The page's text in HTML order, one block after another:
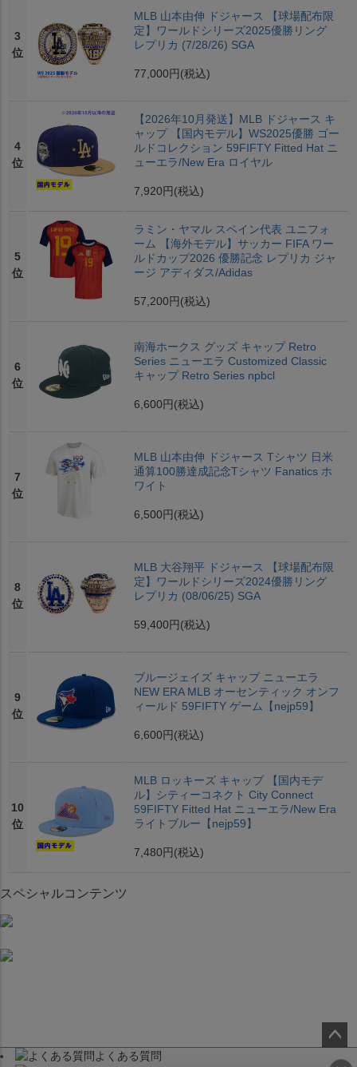
3
位
MLB 山本由伸 ドジャース 【球場配布限
定】ワールドシリーズ2025優勝リング
レプリカ (7/28/26) SGA
77,000円 (税込)
4
位
【2026年10月発送】MLB ドジャース キ
ャップ 【国内モデル】WS2025優勝 ゴー
ルドコレクション 59FIFTY Fitted Hat ニ
ューエラ/New Era ロイヤル
7,920円 (税込)
5
位
ラミン・ヤマル スペイン代表 ユニフォ
ーム 【海外モデル】サッカー FIFA ワー
ルドカップ2026 優勝記念 レプリカ ジャ
ージ アディダス/Adidas
57,200円 (税込)
6
位
南海ホークス グッズ キャップ Retro
Series ニューエラ Customized Classic
キャップ Retro Series npbcl
6,600円 (税込)
7
位
MLB 山本由伸 ドジャース Tシャツ 日米
通算100勝達成記念Tシャツ Fanatics ホ
ワイト
6,500円 (税込)
8
位
MLB 大谷翔平 ドジャース 【球場配布限
定】ワールドシリーズ2024優勝リング
レプリカ (08/06/25) SGA
59,400円 (税込)
9
位
ブルージェイズ キャップ ニューエラ
NEW ERA MLB オーセンティック オンフ
ィールド 59FIFTY ゲーム【nejp59】
6,600円 (税込)
10
位
MLB ロッキーズ キャップ 【国内モデ
ル】シティーコネクト City Connect
59FIFTY Fitted Hat ニューエラ/New Era
ライトブルー【nejp59】
7,480円 (税込)
スペシャルコンテンツ
ペー
よくある質問